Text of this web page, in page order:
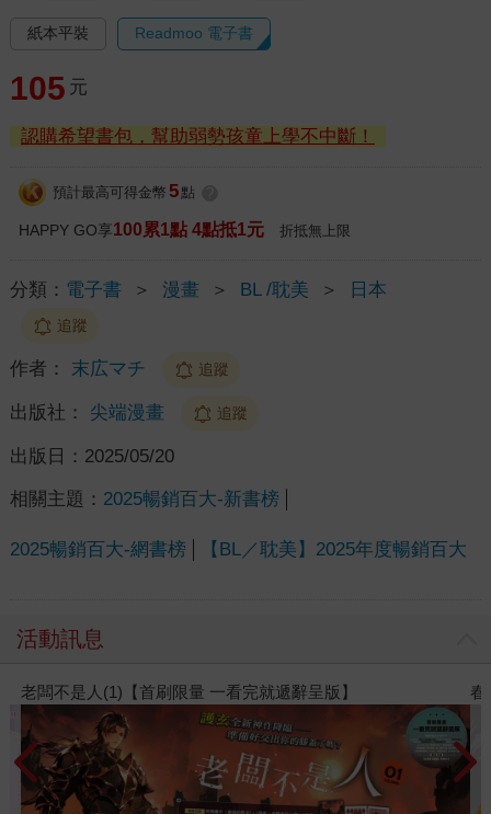
紙本平裝 Readmoo 電子書
105 元
認購希望書包，幫助弱勢孩童上學不中斷！
預計最高可得金幣 5 點
HAPPY GO享100累1點 4點抵1元 折抵無上限
分類： 電子書 ＞ 漫畫 ＞ BL /耽美 ＞ 日本
追蹤
作者： 末広マチ 追蹤
出版社： 尖端漫畫 追蹤
出版日： 2025/05/20
相關主題： 2025暢銷百大-新書榜
2025暢銷百大-網書榜 【BL／耽美】2025年度暢銷百大
活動訊息
(1)【首刷限量 一看完就遞辭呈版】 春光ｘ奇幻